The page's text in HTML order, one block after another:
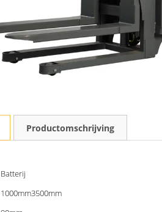
Productomschrijving
Batterij
1000mm3500mm